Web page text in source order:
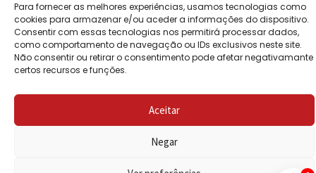
Para fornecer as melhores experiências, usamos tecnologias como
cookies para armazenar e/ou aceder a informações do dispositivo.
Consentir com essas tecnologias nos permitirá processar dados,
como comportamento de navegação ou IDs exclusivos neste site.
Não consentir ou retirar o consentimento pode afetar negativamante
certos recursos e funções.
Aceitar
Negar
© Copyright 2026 Saída de Emergência. Todos os
direitos reservados.